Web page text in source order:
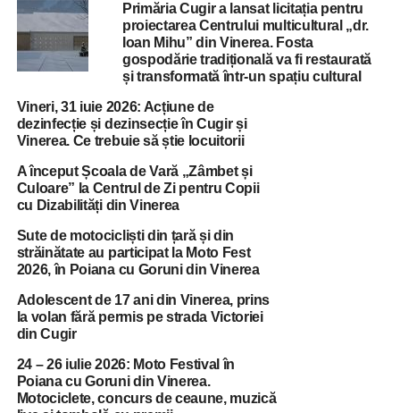
Primăria Cugir a lansat licitația pentru
proiectarea Centrului multicultural „dr.
Ioan Mihu” din Vinerea. Fosta
gospodărie tradițională va fi restaurată
și transformată într-un spațiu cultural
Vineri, 31 iuie 2026: Acțiune de
dezinfecție și dezinsecție în Cugir și
Vinerea. Ce trebuie să știe locuitorii
A început Școala de Vară „Zâmbet și
Culoare” la Centrul de Zi pentru Copii
cu Dizabilități din Vinerea
Sute de motocicliști din țară și din
străinătate au participat la Moto Fest
2026, în Poiana cu Goruni din Vinerea
Adolescent de 17 ani din Vinerea, prins
la volan fără permis pe strada Victoriei
din Cugir
24 – 26 iulie 2026: Moto Festival în
Poiana cu Goruni din Vinerea.
Motociclete, concurs de ceaune, muzică